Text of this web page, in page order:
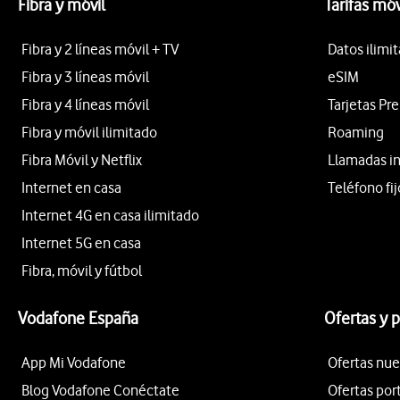
Fibra y móvil
Fibra y 2 líneas móvil + TV
Fibra y 3 líneas móvil
Fibra y 4 líneas móvil
Fibra y móvil ilimitado
Fibra Móvil y Netflix
Internet en casa
Internet 4G en casa ilimitado
Internet 5G en casa
Fibra, móvil y fútbol
Tarifas
Datos
eSIM
Tarjetas
Roaming
Llamadas
Teléfono
Vodafone España
App Mi Vodafone
Blog Vodafone Conéctate
Ofertas y
Ofertas
Ofertas